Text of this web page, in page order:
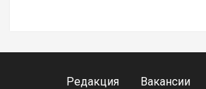
Редакция Вакансии